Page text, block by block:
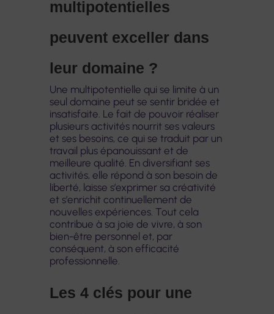
multipotentielles
peuvent exceller dans
leur domaine ?
Une multipotentielle qui se limite à un
seul domaine peut se sentir bridée et
insatisfaite. Le fait de pouvoir réaliser
plusieurs activités nourrit ses valeurs
et ses besoins, ce qui se traduit par un
travail plus épanouissant et de
meilleure qualité. En diversifiant ses
activités, elle répond à son besoin de
liberté, laisse s’exprimer sa créativité
et s’enrichit continuellement de
nouvelles expériences. Tout cela
contribue à sa joie de vivre, à son
bien-être personnel et, par
conséquent, à son efficacité
professionnelle.
Les 4 clés pour une